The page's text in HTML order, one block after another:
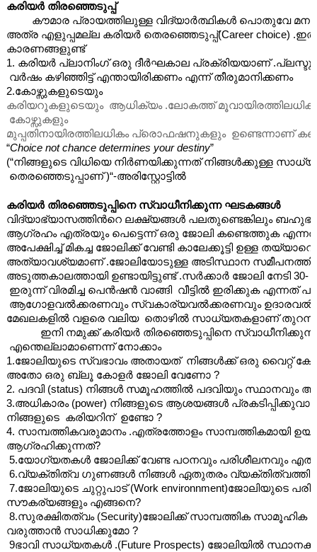
കരിയർ തിരഞ്ഞെടുപ്പ്
കൗമാര പ്രായത്തിലുള്ള വിദ്യാർത്ഥികൾ പൊതുവേ
അത്ര എളുപ്പമല്ല കരിയർ തെരഞ്ഞെടുപ്പ്(Career choice)
കാരണങ്ങളുണ്ട്
1. കരിയർ പ്ലാനിംഗ് ഒരു ദീർഘകാല പ്രക്രിയയാണ്
വർഷം കഴിഞ്ഞിട്ട് എന്തായിരിക്കണം എന്ന് തീരുമാനിക്കണം
2.കോഴ്സുകളുടെയും
കരിയറൂകളുടെയും  ആധിക്യം .ലോകത്ത്
കോഴ്സുകളും
മുപ്പതിനായിരത്തിലധികം പ്രൊഫഷനുകളും  ഉണ്ടെന്നാണ്
“Choice not chance determines your destiny”
(“നിങ്ങളുടെ വിധിയെ നിർണയിക്കുന്നത് നിങ്ങൾക്കുള്ള
തെരഞ്ഞെടുപ്പാണ് )“-അരിസ്റ്റോട്ടിൽ
കരിയർ തിരഞ്ഞെടുപ്പിനെ സ്വാധീനിക്കുന്ന ഘടകങ്ങൾ
വിദ്യാഭ്യാസത്തിൻറെ ലക്ഷ്യങ്ങൾ പലതുണ്ടെങ്കിലും
ആഗ്രഹം എത്രയും പെട്ടെന്ന് ഒരു ജോലി കണ്ടെത്തുക
അപേക്ഷിച്ച് മികച്ച ജോലിക്ക് വേണ്ടി കാലേക്കൂട്ടി ഉള്ള
അത്യാവശ്യമാണ് .ജോലിയോടുള്ള അടിസ്ഥാന
അടുത്തകാലത്തായി ഉണ്ടായിട്ടുണ്ട് .സർക്കാർ ജോലി നേടി 30-
ഇരുന്ന് വിരമിച്ച പെൻഷൻ വാങ്ങി  വീട്ടിൽ ഇരിക്കുക എന്നത്
ആഗോളവൽക്കരണവും സ്വകാര്യവൽക്കരണവും
മേഖലകളിൽ വളരെ വലിയ  തൊഴിൽ സാധ്യതകളാണ്
ഇനി നമുക്ക് കരിയർ തിരഞ്ഞെടുപ്പിനെ
എന്തെല്ലാമാണെന്ന് നോക്കാം
1.ജോലിയുടെ സ്വഭാവം അതായത്  നിങ്ങൾക്ക് ഒരു വൈറ്റ്
അതോ ഒരു ബ്ലൂ കോളർ ജോലി വേണോ ?
2. പദവി (status) നിങ്ങൾ സമൂഹത്തിൽ പദവിയും സ്ഥാനവും
3.അധികാരം (power) നിങ്ങളുടെ ആശയങ്ങൾ
നിങ്ങളുടെ  കരിയറിന്  ഉണ്ടോ ?
4. സാമ്പത്തികവരുമാനം .എത്രത്തോളം സാമ്പത്തികമായി
ആഗ്രഹിക്കുന്നത്?
5.യോഗ്യതകൾ ജോലിക്ക് വേണ്ട പഠനവും പരിശീലനവും
6.വ്യക്തിത്വ ഗുണങ്ങൾ നിങ്ങൾ ഏതുതരം
7.ജോലിയുടെ ചുറ്റുപാട് (Work environnment)ജോലിയുടെ
സൗകര്യങ്ങളും എങ്ങനെ?
8.സുരക്ഷിതത്വം (Security)ജോലിക്ക് സാമ്പത്തിക
വരുത്താൻ സാധിക്കുമോ ?
9ഭാവി സാധ്യതകൾ .(Future Prospects) ജോലിയിൽ